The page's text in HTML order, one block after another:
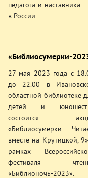
педагога и наставника
в России.
«Библиосумерки-
27 мая 2023 года с
до 22.00 в
областной библиотеке
детей и
состоится
«Библиосумерки:
вместе на Крутицкой,
рамках
фестиваля
«Библионочь-2023».